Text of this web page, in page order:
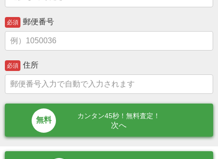
必須 郵便番号
必須 住所
カンタン45秒！無料査定！
次へ